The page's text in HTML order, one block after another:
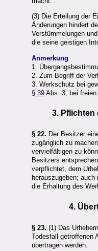
(3) Die Erteilung der
Änderungen hindert
Verstümmelungen
die seine geistigen
Anmerkung
1.
2. Zum Begriff der
3. Werkschutz bei
§ 39 Abs. 3; bei
3. Pflichten
§ 22. Der Besitzer
zugänglich zu
vervielfältigen zu
Besitzers
verpflichtet, dem
herauszugeben;
die Erhaltung des
4.
§ 23. (1) Das
Todesfall getroffenen
übertragen werden.